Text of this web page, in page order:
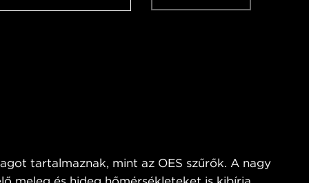
tartalmaznak, mint az OES szűrők. A nagy